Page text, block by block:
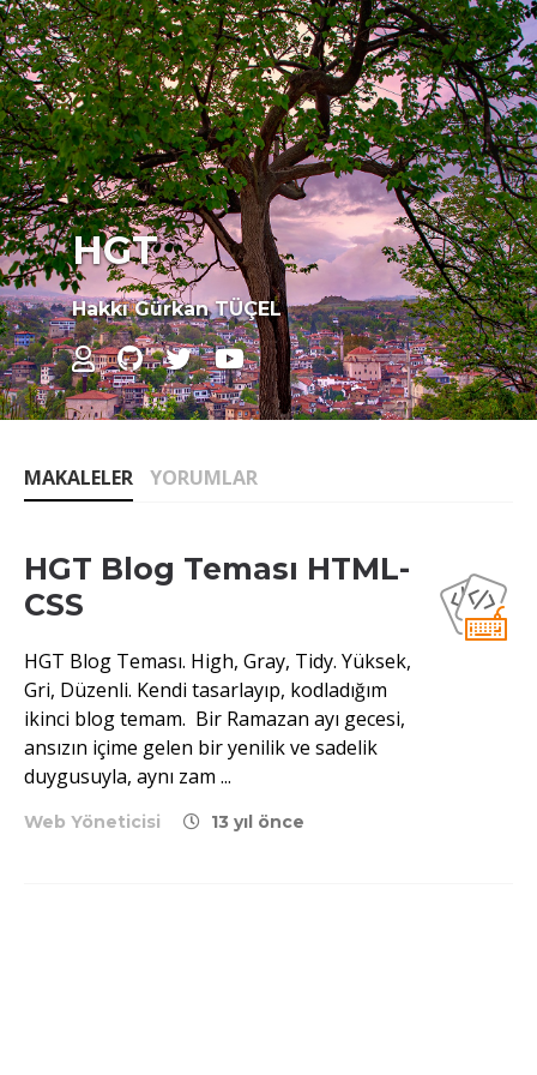
HGT
Hakkı Gürkan TÜÇEL
MAKALELER YORUMLAR
HGT Blog Teması HTML-
CSS
HGT Blog Teması. High, Gray, Tidy. Yüksek,
Gri, Düzenli. Kendi tasarlayıp, kodladığım
ikinci blog temam. Bir Ramazan ayı gecesi,
ansızın içime gelen bir yenilik ve sadelik
duygusuyla, aynı zam ...
Web Yöneticisi 13 yıl önce